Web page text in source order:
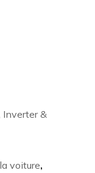
Inverter &
voiture,